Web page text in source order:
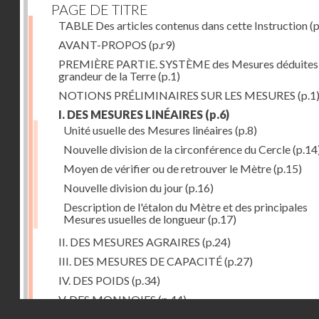
PAGE DE TITRE
TABLE Des articles contenus dans cette Instruction
AVANT-PROPOS (p.r9)
PREMIÈRE PARTIE. SYSTÈME des Mesures
grandeur de la Terre(p.1)
NOTIONS PRÉLIMINAIRES SUR LES MESURES (p.1)
I. DES MESURES LINÉAIRES (p.6)
Unité usuelle des Mesures linéaires (p.8)
Nouvelle division de la circonférence du Cercle
Moyen de vérifier ou de retrouver le Mètre(p.15)
Nouvelle division du jour(p.16)
Description de l'étalon du Mètre et des principales
Mesures usuelles de longueur(p.17)
II. DES MESURES AGRAIRES (p.24)
III. DES MESURES DE CAPACITÉ(p.27)
IV. DES POIDS (p.34)
V. DES MONNOIES(p.44)